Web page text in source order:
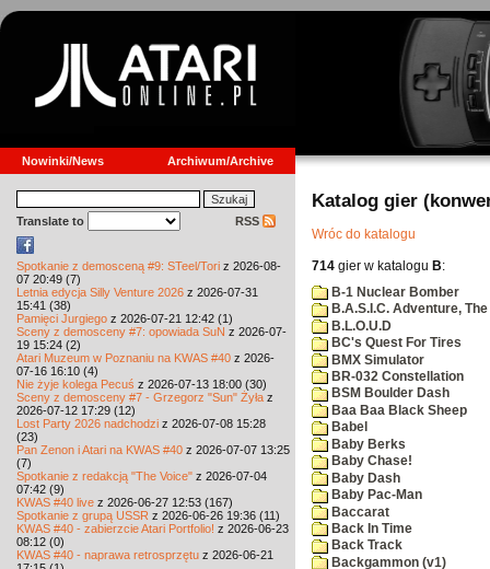
Nowinki/News Archiwum/Archive
Translate to RSS
Spotkanie z demosceną #9: STeel/Tori z 2026-08-
07 20:49 (7)
Letnia edycja Silly Venture 2026 z 2026-07-31
15:41 (38)
Pamięci Jurgiego z 2026-07-21 12:42 (1)
Sceny z demosceny #7: opowiada SuN z 2026-07-
19 15:24 (2)
Atari Muzeum w Poznaniu na KWAS #40 z 2026-
07-16 16:10 (4)
Nie żyje kolega Pecuś z 2026-07-13 18:00 (30)
Sceny z demosceny #7 - Grzegorz "Sun" Żyła z
2026-07-12 17:29 (12)
Lost Party 2026 nadchodzi z 2026-07-08 15:28
(23)
Pan Zenon i Atari na KWAS #40 z 2026-07-07 13:25
(7)
Spotkanie z redakcją "The Voice" z 2026-07-04
07:42 (9)
KWAS #40 live z 2026-06-27 12:53 (167)
Spotkanie z grupą USSR z 2026-06-26 19:36 (11)
KWAS #40 - zabierzcie Atari Portfolio! z 2026-06-23
08:12 (0)
KWAS #40 - naprawa retrosprzętu z 2026-06-21
Katalog gier
Wróc do katalogu
714 gier w katalogu B:
B-1 Nuclear Bomber
B.A.S.I.C. Adventure, The
B.L.O.U.D
BC's Quest For Tires
BMX Simulator
BR-032 Constellation
BSM Boulder Dash
Baa Baa Black Sheep
Babel
Baby Berks
Baby Chase!
Baby Dash
Baby Pac-Man
Baccarat
Back In Time
Back Track
Backgammon (v1)